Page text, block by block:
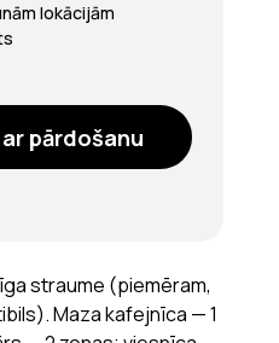
straume (piemēram,
Maza kafejnīca — 1
pārdošanu
lokācijām